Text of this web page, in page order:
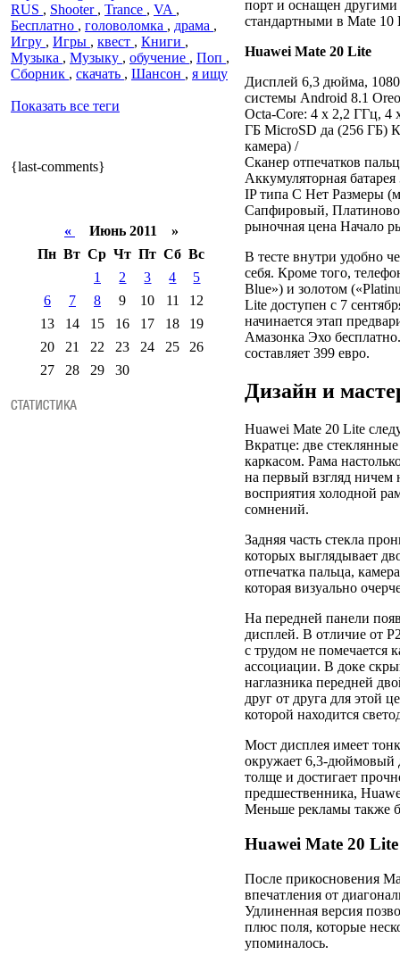
RUS , Shooter , Trance , VA ,
Бесплатно , головоломка , драма ,
Игру , Игры , квест , Книги ,
Музыка , Музыку , обучение , Поп ,
Сборник , скачать , Шансон , я ищу
Показать все теги
{last-comments}
«
Июнь 2011 »
Пн Вт Ср Чт Пт Сб Вс
1
2 3 4
5
6
7 8 9 10 11
12
13
14 15 16 17 18
19
20
21 22 23 24 25
26
27
28 29 30
порт и оснащен
стандартными в Mate 10
Huawei Mate 20 Lite
Дисплей 6,3 дюйма,
системы Android 8.1
Octa-Core: 4 x 2,2 ГГц, 4
ГБ MicroSD да (256 ГБ)
камера) /
Сканер отпечатков
Аккумуляторная
IP типа C Нет Размеры
Сапфировый,
рыночная цена Начало
В тесте внутри удобно
себя. Кроме того,
Blue») и золотом
Lite доступен с 7
начинается этап
Амазонка Эхо
составляет 399 евро.
Дизайн и
Huawei Mate 20 Lite
Вкратце: две
каркасом. Рама
на первый взгляд ничем
восприятия холодной
сомнений.
Задняя часть стекла
которых выглядывает
отпечатка пальца,
которая визуально
На передней панели
дисплей. В отличие от
с трудом не помечается
ассоциации. В доке
наглазника передней
друг от друга для этой
которой находится
Мост дисплея имеет
окружает 6,3-дюймовый
толще и достигает
предшественника,
Меньше рекламы также
Huawei Mate 20
После прикосновения
впечатления от
Удлиненная версия
плюс поля, которые
упоминалось.